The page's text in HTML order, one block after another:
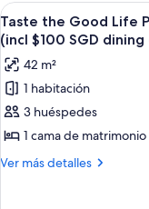
Abrir
todas
las
fotos
de
Taste
the
Good
6
Taste the Good Life
(incl $100 SGD
42 m²
1 habitación
3 huéspedes
1 cama de
Ver más detalles
Más